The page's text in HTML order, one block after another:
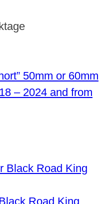
50mm or 60mm
– 2024 and from
Road King